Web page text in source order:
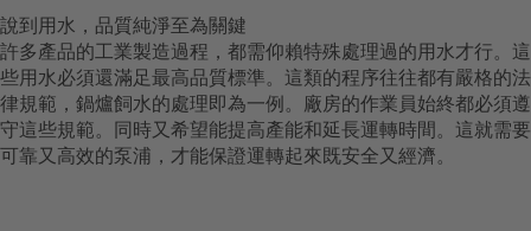
說到用水，品質純淨至為關鍵
許多產品的工業製造過程，都需仰賴特殊處理過的用水才行。這
些用水必須還滿足最高品質標準。這類的程序往往都有嚴格的法
律規範，鍋爐飼水的處理即為一例。廠房的作業員始終都必須遵
守這些規範。同時又希望能提高產能和延長運轉時間。這就需要
可靠又高效的泵浦，才能保證運轉起來既安全又經濟。